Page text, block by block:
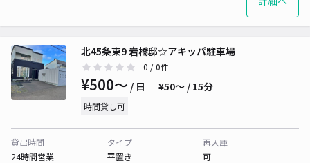
北45条東9 岩橋邸☆アキッパ駐車場
0 / 0件
¥500〜 / 日 ¥50〜 / 15分
時間貸し可
貸出時間
24時間営業
タイプ
平置き
再入庫
可